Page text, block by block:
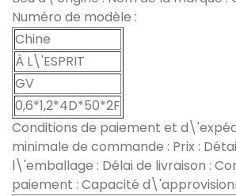
Numéro de modèle :
Chine
À L\'ESPRIT
GV
0,6*1,2*4D*50*2F
Conditions de paiement et
minimale de commande : Prix :
l\'emballage : Délai de livraison :
paiement : Capacité